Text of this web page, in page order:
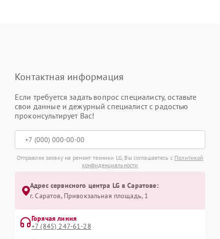
Контактная информация
Если требуется задать вопрос специалисту, оставьте
свои данные и дежурный специалист с радостью
проконсультирует Вас!
Отправляя заявку на ремонт техники LG, Вы соглашаетесь с Политикой
конфиденциальности
Адрес сервисного центра LG в Саратове:
г. Саратов, Привокзальная площадь, 1
Горячая линия
+7 (845) 247-61-28